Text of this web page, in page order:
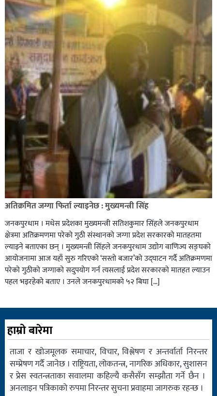
अतिक्रमित जग्गा फिर्ता ल्याइनेछ : मुख्यमन्त्री सिंह
जनकपुरधाम । मधेस प्रदेशका मुख्यमन्त्री सतिशकुमार सिंहले जनकपुरधाम
क्षेत्रमा अतिक्रमणमा परेको गुठी संस्थानको जग्गा प्रदेश सरकारको मातहतमा
ल्याइने बताएका छन् । मुख्यमन्त्री सिंहले जनकपुरधाम उद्योग वाणिज्य सङ्घको
आयोजनामा आज यहाँ सुरु गरिएको ‘सस्तो बजार’को उद्घाटन गर्दै अतिक्रमणमा
परेको गुठीको जग्गाको सदुपयोग गर्न त्यसलाई प्रदेश सरकारको मातहत ल्याउन
पहल भइरहेको बताए । उनले जनकपुरधामको ५२ बिघा […]
हाम्रो बारेमा
ताजा र खोजमूलक समाचार, विचार, विश्लेषण र अन्तर्वार्ता निरन्तर
सम्प्रेषण गर्दै जानेछ । राष्ट्रियता, लोकतन्त्र, नागरिक अधिकार, सुशासन
र प्रेस स्वतन्त्रताका सवालमा कहिल्यै कसैसँग सम्झौता गर्ने छैन ।
अनलाइन पत्रिकाको रुपमा निरन्तर सुचना प्रवाहमा जागरुक रहन्छ ।